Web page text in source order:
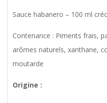
Sauce habanero – 100 ml
Contenance : Piments frais,
arômes naturels, xanthane,
moutarde
Origine :